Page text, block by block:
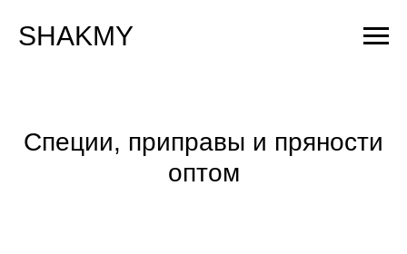
SHAKMY
Специи, приправы и пряности
оптом